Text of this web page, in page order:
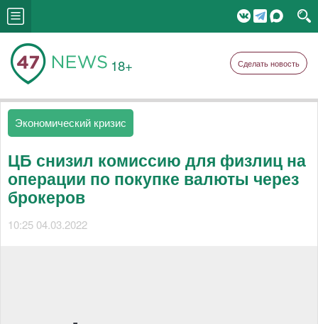
18+ Сделать новость
Экономический кризис
ЦБ снизил комиссию для физлиц на
операции по покупке валюты через
брокеров
10:25 04.03.2022